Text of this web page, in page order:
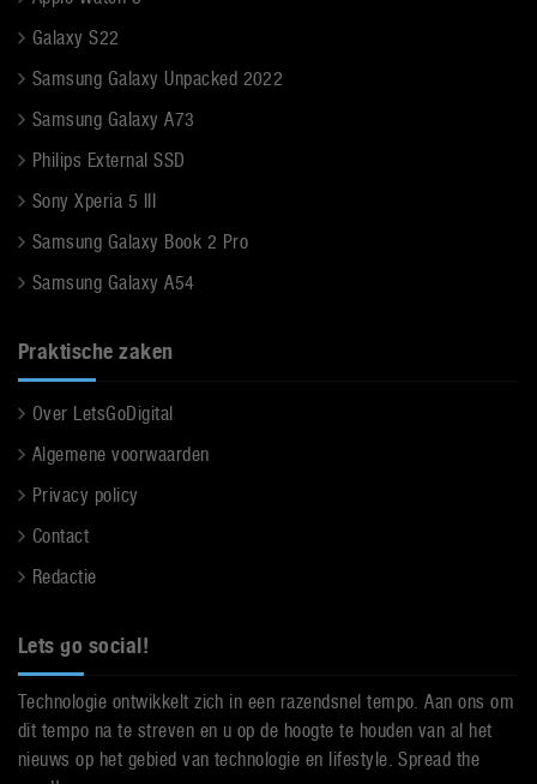
Galaxy S22
Samsung Galaxy Unpacked 2022
Samsung Galaxy A73
Philips External SSD
Sony Xperia 5 III
Samsung Galaxy Book 2 Pro
Samsung Galaxy A54
Praktische zaken
Over LetsGoDigital
Algemene voorwaarden
Privacy policy
Contact
Redactie
Lets go social!
Technologie ontwikkelt zich in een razendsnel tempo. Aan ons om
dit tempo na te streven en u op de hoogte te houden van al het
nieuws op het gebied van technologie en lifestyle. Spread the